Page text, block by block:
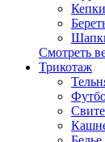
Смотреть
Трикотаж